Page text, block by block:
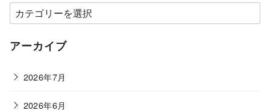
カ
テ
ゴ
ー
アーカイブ
2026年7月
2026年6月